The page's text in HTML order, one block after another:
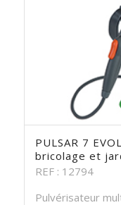
PULSAR 7
bricolage et
REF : 12794
Pulvérisateur